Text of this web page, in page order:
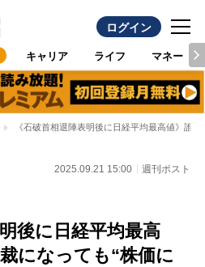
ログイン
キャリア ライフ マネー
《石破首相退陣表明後に日経平均最高値》誰
2025.09.21 15:00 週刊ポスト
後に日経平均最高
になっても“株価に